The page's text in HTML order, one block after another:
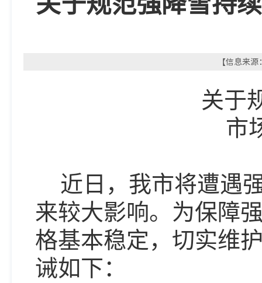
【信息来
关于
市
近日，我市将遭遇
来较大影响。为保障
格基本稳定，切实维
诫如下：